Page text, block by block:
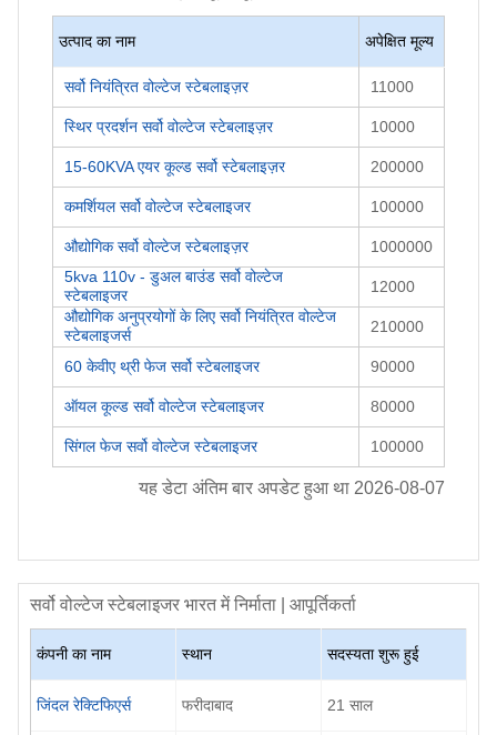
उत्पाद का नाम अपेक्षित मूल्य
सर्वो नियंत्रित वोल्टेज स्टेबलाइज़र 11000
स्थिर प्रदर्शन सर्वो वोल्टेज स्टेबलाइज़र 10000
15-60KVA एयर कूल्ड सर्वो स्टेबलाइज़र 200000
कमर्शियल सर्वो वोल्टेज स्टेबलाइजर 100000
औद्योगिक सर्वो वोल्टेज स्टेबलाइज़र
1000000
5kva 110v - डुअल बाउंड सर्वो वोल्टेज
स्टेबलाइजर
12000
औद्योगिक अनुप्रयोगों के लिए सर्वो नियंत्रित वोल्टेज
स्टेबलाइजर्स
210000
60 केवीए थ्री फेज सर्वो स्टेबलाइजर 90000
ऑयल कूल्ड सर्वो वोल्टेज स्टेबलाइजर 80000
सिंगल फेज सर्वो वोल्टेज स्टेबलाइजर 100000
यह डेटा अंतिम बार अपडेट हुआ था 2026-08-07
सर्वो वोल्टेज स्टेबलाइजर भारत में निर्माता | आपूर्तिकर्ता
कंपनी का नाम स्थान सदस्यता शुरू हुई
जिंदल रेक्टिफिएर्स फरीदाबाद 21 साल